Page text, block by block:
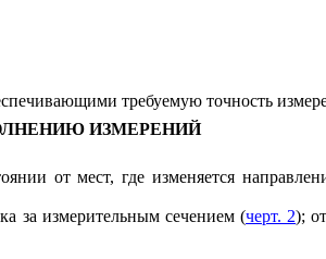
требуемую точность
ИЗМЕРЕНИЙ
от мест, где изменяется
за измерительным сечением (черт. 2);